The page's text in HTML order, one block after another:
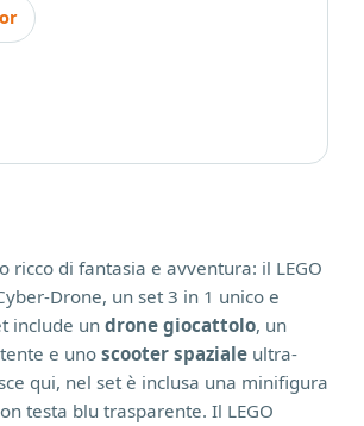
ricco di fantasia e avventura: il LEGO
Drone, un set 3 in 1 unico e
include un drone giocattolo, un
e uno scooter spaziale ultra-
qui, nel set è inclusa una minifigura
testa blu trasparente. Il LEGO